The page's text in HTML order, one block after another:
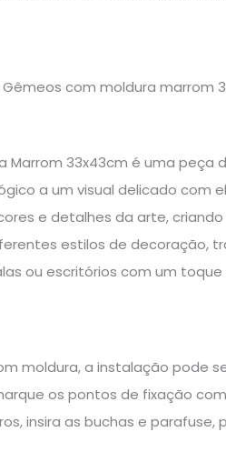
com moldura marrom
Marrom 33x43cm é uma
a um visual delicado com
e detalhes da arte,
estilos de decoração,
ou escritórios com um
moldura, a instalação pode
os pontos de fixação
insira as buchas e